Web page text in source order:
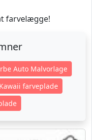
farvelægge!
Auto Malvorlage
Kawaii farveplade